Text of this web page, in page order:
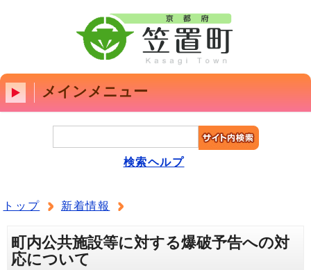
メインメニュー
検索ヘルプ
トップ 新着情報
町内公共施設等に対する爆破予告への対
応について